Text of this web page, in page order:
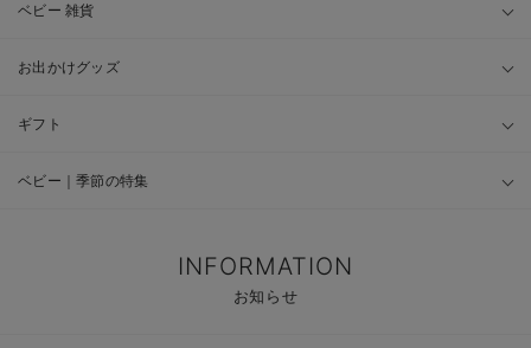
ベビー 雑貨
お出かけグッズ
ギフト
ベビー｜季節の特集
INFORMATION
お知らせ